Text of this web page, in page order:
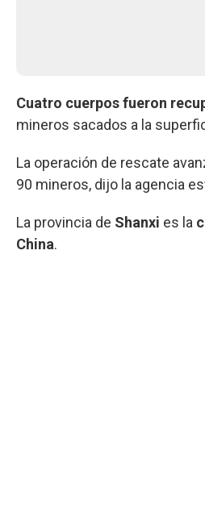
Cuatro cuerpos fueron
mineros sacados a la
La operación de rescate
90 mineros, dijo la agencia
La provincia de Shanxi es la
China.